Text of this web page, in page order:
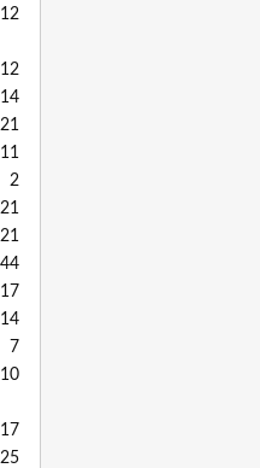
12
12
14
21
11
2
21
21
44
17
14
7
10
17
25